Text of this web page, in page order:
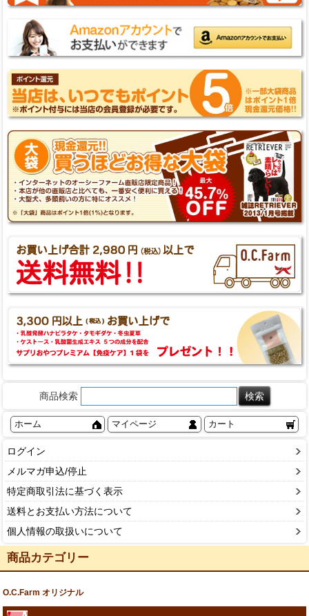
商品検索
ホーム マイページ カート
ログイン
メルマガ申込/停止
特定商取引法に基づく表示
送料とお支払い方法について
個人情報の取扱いについて
商品カテゴリー
O.C.Farm オリジナル